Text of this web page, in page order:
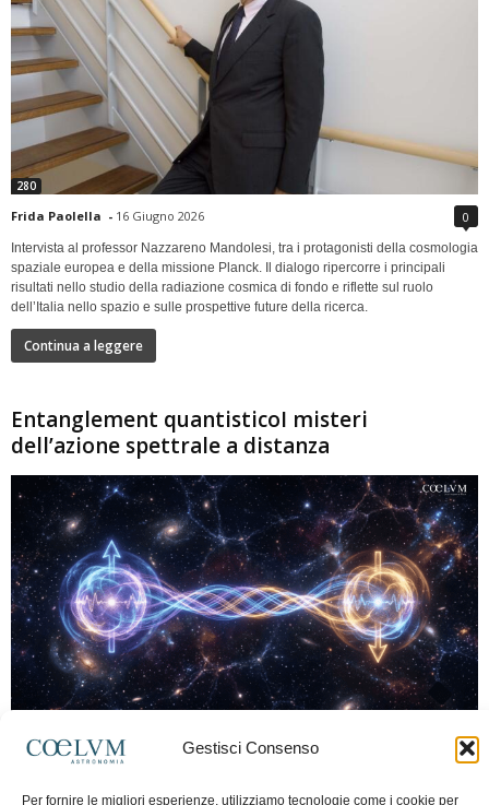
Gestisci Consenso
Per fornire le migliori esperienze, utilizziamo tecnologie come i cookie per
280
Frida Paolella - 16 Giugno 2026 0
Intervista al professor Nazzareno Mandolesi, tra i protagonisti della cosmologia
spaziale europea e della missione Planck. Il dialogo ripercorre i principali
risultati nello studio della radiazione cosmica di fondo e riflette sul ruolo
dell’Italia nello spazio e sulle prospettive future della ricerca.
Continua a leggere
Entanglement quantisticoI misteri
dell’azione spettrale a distanza
Marco Lorrai - 15 Giugno 2026 0
moderna: due particelle possono mostrare correlazioni che sembrano ignorare